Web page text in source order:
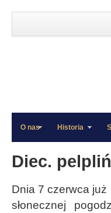
»
»
O nas Historia
Diec.
Dnia 7 czerwca już
słonecznej